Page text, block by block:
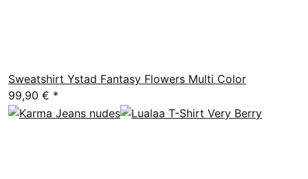
Sweatshirt Ystad Fantasy Flowers Multi Color
99,90 € *